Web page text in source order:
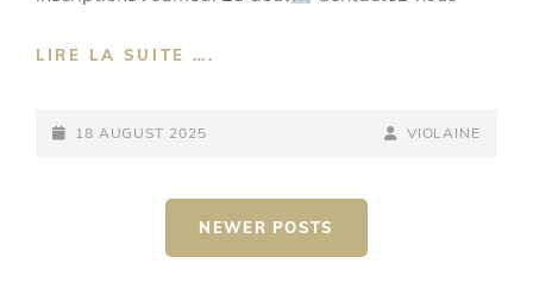
LIRE LA SUITE ….
POSTED-
18 AUGUST 2025
BY
BYLINE
VIOLAINE
NEWER POSTS